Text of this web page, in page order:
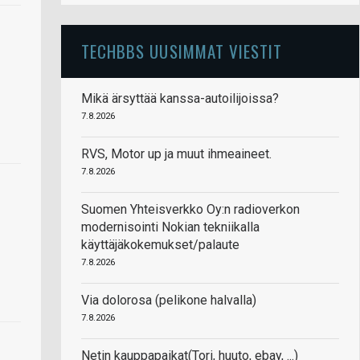
TECHBBS UUSIMMAT VIESTIT
Mikä ärsyttää kanssa-autoilijoissa?
7.8.2026
RVS, Motor up ja muut ihmeaineet.
7.8.2026
Suomen Yhteisverkko Oy:n radioverkon
modernisointi Nokian tekniikalla
käyttäjäkokemukset/palaute
7.8.2026
Via dolorosa (pelikone halvalla)
7.8.2026
Netin kauppapaikat(Tori, huuto, ebay, ...)